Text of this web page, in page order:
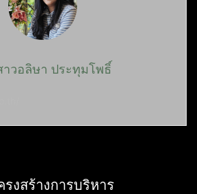
าวอลิษา ประทุมโพธิ์
งสร้างการบริหาร